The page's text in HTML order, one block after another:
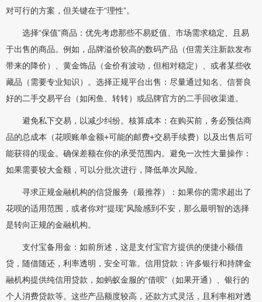
对可行的方案，但关键在于“理性”。
选择“保值”商品：优先考虑那些不易贬值、市场需求稳定、且易
于出售的商品。例如，品牌溢价较高的数码产品（但需关注新款发布
带来的降价）、黄金饰品（金价有波动，但相对稳定）、或者某些收
藏品（需要专业知识）。选择正规平台出售：尽量通过知名、信誉良
好的二手交易平台（如闲鱼、转转）或品牌官方的二手回收渠道。
避免私下交易，以减少纠纷。核算成本：在购买前，务必预估商
品的总成本（花呗账单金额+可能的邮费+交易手续费）以及出售后可
能获得的现金。确保差额在你的承受范围内。避免一次性大量操作：
如果需要较大金额，可以分批次进行，降低单次风险。
寻求正规金融机构的信贷服务（最推荐）：如果你的需求超出了
花呗的适用范围，或者你对“提现”风险感到不安，那么最明智的选择
是转向正规的金融机构。
支付宝备用金：如前所述，这是支付宝官方提供的便捷小额借
贷，随借随还，利率透明，安全可靠。信用贷款：许多银行和持牌金
融机构提供纯信用贷款，如蚂蚁金服的“借呗”（如果开通）、银行的
个人消费贷款等。这些产品额度较高，还款方式灵活，且利率相对透